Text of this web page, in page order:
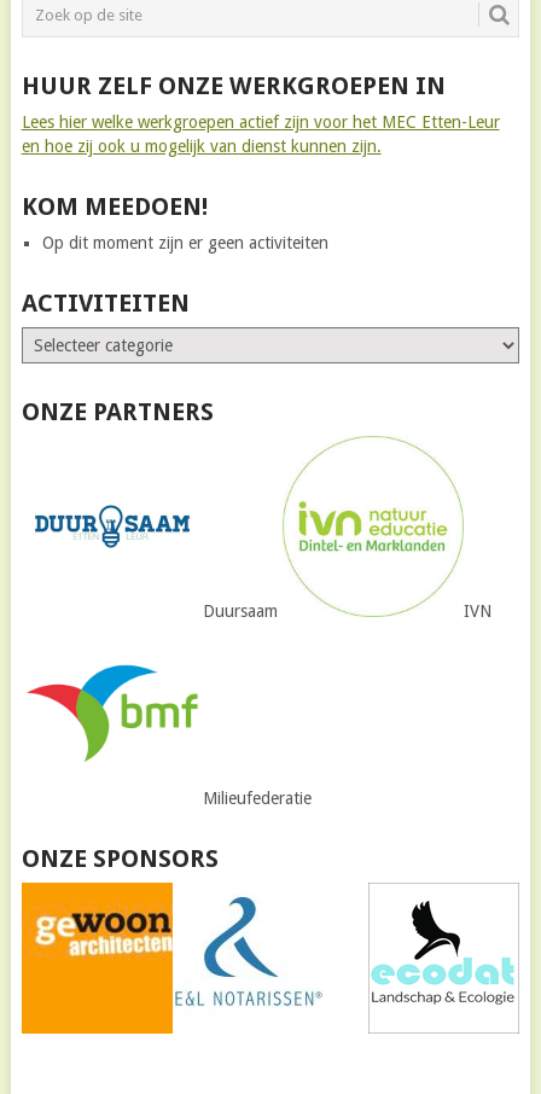
HUUR ZELF ONZE WERKGROEPEN IN
Lees hier welke werkgroepen actief zijn voor het MEC Etten-Leur
en hoe zij ook u mogelijk van dienst kunnen zijn.
KOM MEEDOEN!
Op dit moment zijn er geen activiteiten
ACTIVITEITEN
ONZE PARTNERS
Duursaam IVN
Milieufederatie
ONZE SPONSORS